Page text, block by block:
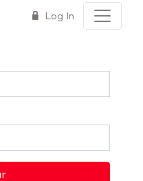
Log In